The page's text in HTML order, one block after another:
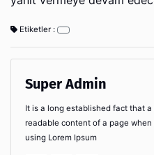
Etiketler :
Super Admin
It is a long established fact that
readable content of a page
using Lorem Ipsum